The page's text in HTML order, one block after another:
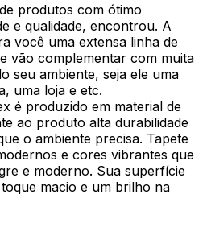
produtos com ótimo
e qualidade, encontrou. A
você uma extensa linha de
vão complementar com muita
seu ambiente, seja ele uma
uma loja e etc.
é produzido em material de
ao produto alta durabilidade
o ambiente precisa. Tapete
e cores vibrantes que
e moderno. Sua superfície
macio e um brilho na